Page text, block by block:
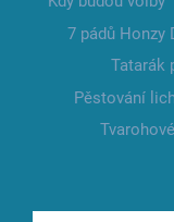
7 pádů Honzy
Tatarák
Pěstování